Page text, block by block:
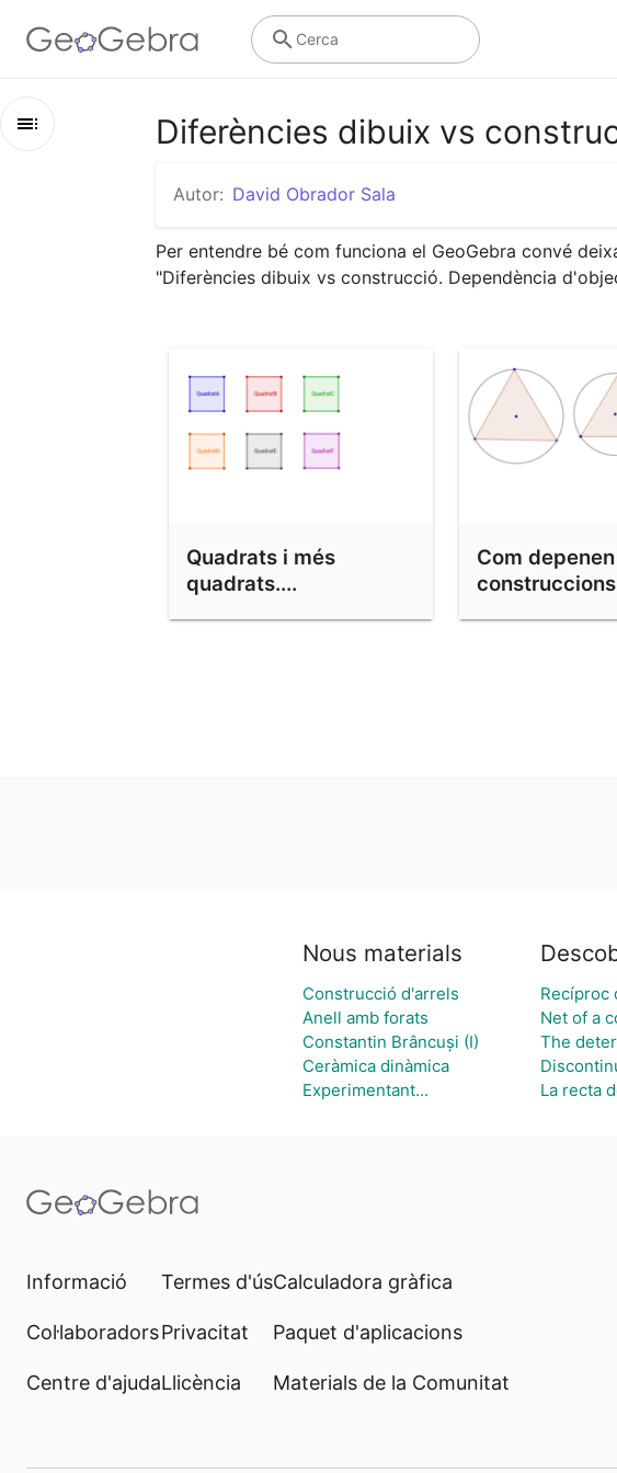
Cerca
Quadrats i més quadrats....
Diferència entre dibuix i construcció. Bicicletes 2
Diferències dibuix vs
Autor: David Obrador Sala
Per entendre bé com funciona el GeoGebra convé
"Diferències dibuix vs construcció. Dependència
Quadrats i més
quadrats....
Com
Nous materials
Construcció d'arrels
Anell amb forats
Constantin Brâncuși (I)
Ceràmica dinàmica
Experimentant...
Recíproc
Net of a
The
La recta
Informació
Col·laboradors
Centre d'ajuda
Termes d'ús
Privacitat
Llicència
Calculadora gràfica
Paquet d'aplicacions
Materials de la Comunitat